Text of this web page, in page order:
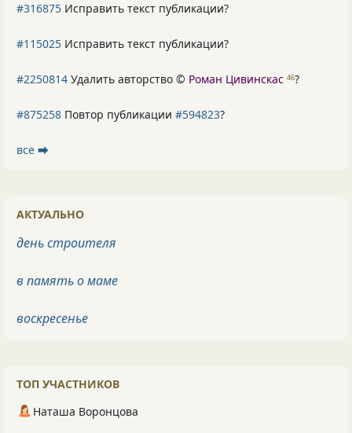
#316875 Исправить текст публикации?
#115025 Исправить текст публикации?
#2250814 Удалить авторство © Роман Цивинскас 46?
#875258 Повтор публикации #594823?
все ⮕
АКТУАЛЬНО
день строителя
в память о маме
воскресенье
ТОП УЧАСТНИКОВ
Наташа Воронцова